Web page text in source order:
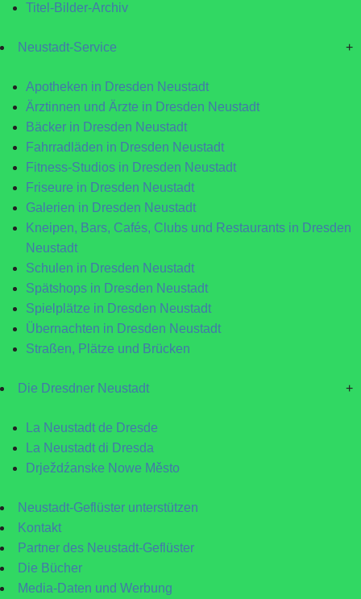
Titel-Bilder-Archiv
Neustadt-Service +
Apotheken in Dresden Neustadt
Ärztinnen und Ärzte in Dresden Neustadt
Bäcker in Dresden Neustadt
Fahrradläden in Dresden Neustadt
Fitness-Studios in Dresden Neustadt
Friseure in Dresden Neustadt
Galerien in Dresden Neustadt
Kneipen, Bars, Cafés, Clubs und Restaurants in Dresden
Neustadt
Schulen in Dresden Neustadt
Spätshops in Dresden Neustadt
Spielplätze in Dresden Neustadt
Übernachten in Dresden Neustadt
Straßen, Plätze und Brücken
Die Dresdner Neustadt +
La Neustadt de Dresde
La Neustadt di Dresda
Drježdźanske Nowe Město
Neustadt-Geflüster unterstützen
Kontakt
Partner des Neustadt-Geflüster
Die Bücher
Media-Daten und Werbung